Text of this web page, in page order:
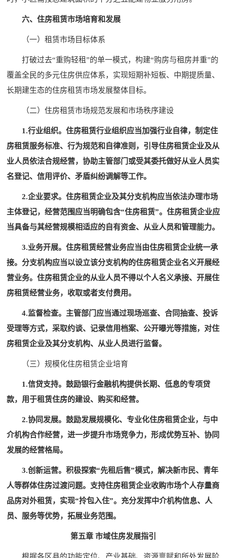
六、住房租赁市场培育和发展
（一）租赁市场目标体系
打破过去“重购轻租”的单一模式，构建“购房与租房并重”的
覆盖全民的多元住房供应体系，实现短期补短板、中期提质量、
长期建生态的住房租赁市场发展整体目标。
（二）住房租赁市场规范发展和市场秩序建设
1.行业组织。住房租赁行业组织应当加强行业自律，制定住
房租赁服务标准、行为规范和自律准则，引导住房租赁企业及从
业人员依法合规经营，协助主管部门或受其委托做好从业人员实
名登记、信用评价、矛盾纠纷调解等工作。
2.企业要求。住房租赁企业及其分支机构应当依法办理市场
主体登记，经营范围应当明确包含“住房租赁”。住房租赁企业应
当具备与其经营规模相适应的自有资金、从业人员和管理能力。
3.业务开展。住房租赁经营业务应当由住房租赁企业统一承
接。分支机构应当以设立该分支机构的住房租赁企业名义开展经
营业务。住房租赁企业的从业人员不得以个人名义承接、开展住
房租赁经营业务，收取或者支付费用。
4.监督检查。主管部门应当通过现场巡查、合同抽查、投诉
受理等方式，采取约谈、记录信用档案、公开曝光等措施，对住
房租赁企业及其分支机构、从业人员进行监督。
（三）规模化住房租赁企业培育
1.信贷支持。鼓励银行金融机构提供长期、低息的专项贷
款，用于租赁住房的建设、购买和经营。
2.协同发展。鼓励发展规模化、专业化住房租赁企业，与中
介机构合作经营，进一步提升市场竞争力，形成优势互补、协同
发展的经营格局。
3.创新运营。积极探索“先租后售”模式，解决新市民、青年
人等群体住房过渡问题。支持住房租赁企业收购市场个人存量商
品房对外租赁，实现“拎包入住”。充分发挥中介机构信息、人
员、服务等优势，拓展业务范围。
第五章 市域住房发展指引